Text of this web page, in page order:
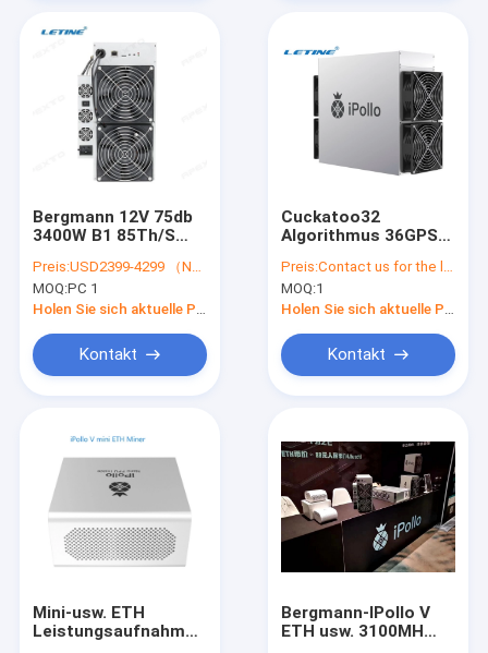
Produkte
Über uns
Bergmann 12V 75db
3400W B1 85Th/S
Preis:USD2399-4299 （Negotiable）
MOQ:PC 1
Holen Sie sich aktuelle Preis
Kontakt
Cuckatoo32
Algorithmus 36GPS
Bergmann Ipollo
2800W
Preis:Contact us for the latest price
MOQ:1
Holen Sie sich aktuelle Preis
Kontakt
Mini-usw. ETH
Leistungsaufnahme
Bergmann-IPollo V
ETH usw. 3100MH